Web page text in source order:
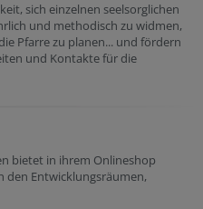
sich einzelnen seelsorglichen
und methodisch zu widmen,
Pfarre zu planen... und fördern
und Kontakte für die
bietet in ihrem Onlineshop
den Entwicklungsräumen,